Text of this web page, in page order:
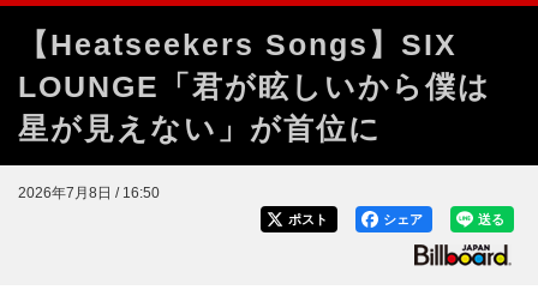
【Heatseekers Songs】SIX
LOUNGE「君が眩しいから僕は
星が見えない」が首位に
2026年7月8日 / 16:50
送る
シェア
ポスト